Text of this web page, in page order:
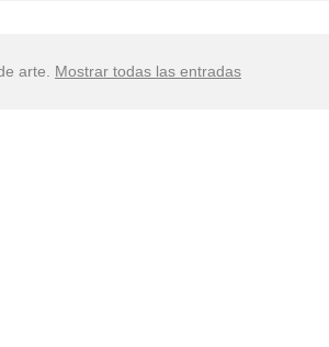
arte Mostrar todas las entradas